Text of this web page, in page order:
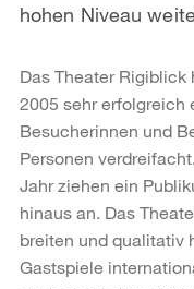
hohen Niveau
Das Theater
2005 sehr erfolgreich
Besucherinnen und
Personen
Jahr ziehen ein
hinaus an. Das
breiten und qualitativ
Gastspiele